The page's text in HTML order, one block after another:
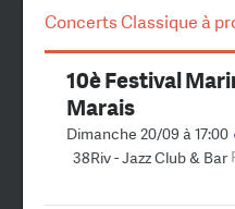
Concerts Classique à
10è Festival
Marais
Dimanche 20/09 à 17:00
38Riv - Jazz Club & Bar